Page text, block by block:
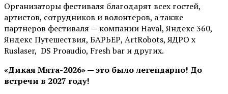
Организаторы фестиваля благодарят всех гостей,
артистов, сотрудников и волонтеров, а также
партнеров фестиваля — компании Haval, Яндекс 360,
Яндекс Путешествия, БАРЬЕР, ArtRobots, ЯДРО х
Ruslaser, DS Proaudio, Fresh bar и других.
«Дикая Мята-2026» — это было легендарно! До
встречи в 2027 году!